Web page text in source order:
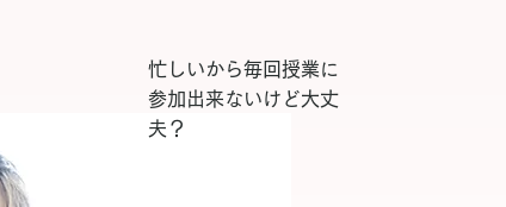
忙しいから毎回授業に
参加出来ないけど大丈
夫？